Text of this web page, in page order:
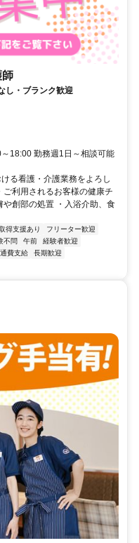
師
し・ブランク歓迎
18:00 勤務週1日～相談可能
る看護・介護業務をよろし
利用されるお客様の健康チ
や創部の処置 ・入浴介助、食
得支援あり
フリーター歓迎
不問 午前
経験者歓迎
費支給
長期歓迎